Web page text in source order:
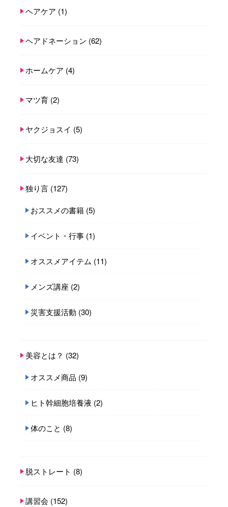
ヘアケア (1)
ヘアドネーション (62)
ホームケア (4)
マツ育 (2)
ヤクジョスイ (5)
大切な友達 (73)
独り言 (127)
おススメの書籍 (5)
イベント・行事 (1)
オススメアイテム (11)
メンズ講座 (2)
災害支援活動 (30)
美容とは？ (32)
オススメ商品 (9)
ヒト幹細胞培養液 (2)
体のこと (8)
脱ストレート (8)
講習会 (152)